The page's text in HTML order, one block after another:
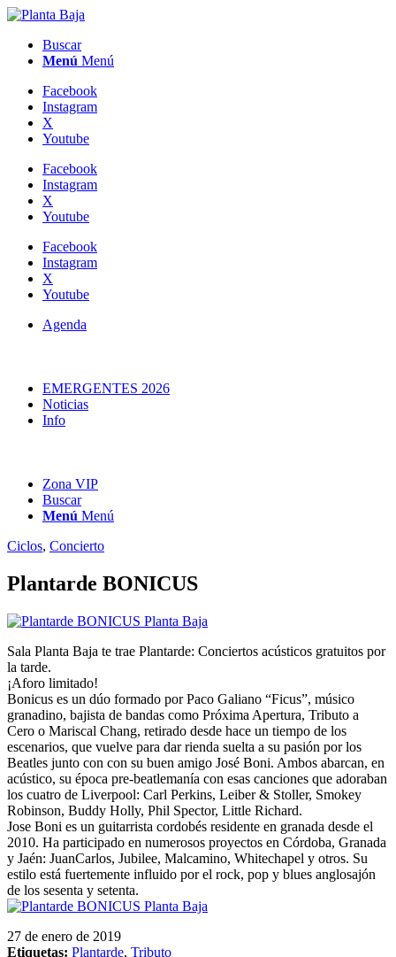
Buscar
Menú Menú
Facebook
Instagram
X
Youtube
Facebook
Instagram
X
Youtube
Facebook
Instagram
X
Youtube
Agenda
EMERGENTES 2026
Noticias
Info
Zona VIP
Buscar
Menú Menú
Ciclos, Concierto
Plantarde BONICUS
Sala Planta Baja te trae Plantarde: Conciertos acústicos gratuitos por
la tarde.
¡Aforo limitado!
Bonicus es un dúo formado por Paco Galiano “Ficus”, músico
granadino, bajista de bandas como Próxima Apertura, Tributo a
Cero o Mariscal Chang, retirado desde hace un tiempo de los
escenarios, que vuelve para dar rienda suelta a su pasión por los
Beatles junto con con su buen amigo José Boni. Ambos abarcan, en
acústico, su época pre-beatlemanía con esas canciones que adoraban
los cuatro de Liverpool: Carl Perkins, Leiber & Stoller, Smokey
Robinson, Buddy Holly, Phil Spector, Little Richard.
Jose Boni es un guitarrista cordobés residente en granada desde el
2010. Ha participado en numerosos proyectos en Córdoba, Granada
y Jaén: JuanCarlos, Jubilee, Malcamino, Whitechapel y otros. Su
estilo está fuertemente influido por el rock, pop y blues anglosajón
de los sesenta y setenta.
27 de enero de 2019
Etiquetas: Plantarde, Tributo